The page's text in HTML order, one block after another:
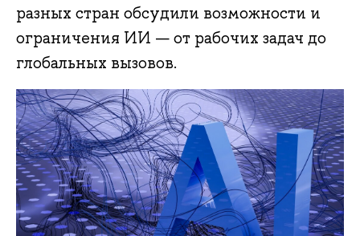
разных стран обсудили возможности и
ограничения ИИ — от рабочих задач до
глобальных вызовов.